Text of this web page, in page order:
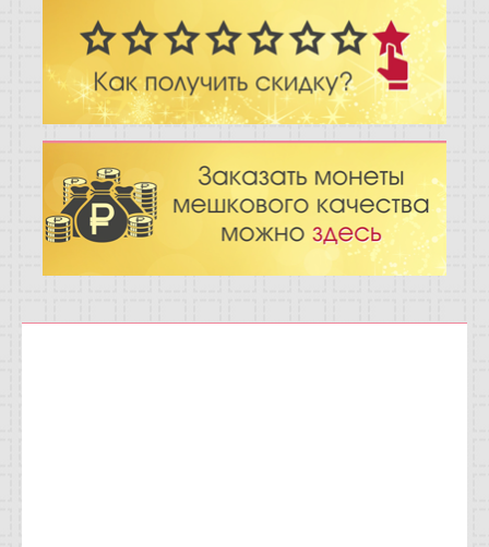
Новости
Статьи